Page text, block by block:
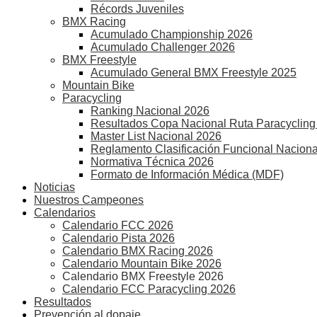
Récords Juveniles
BMX Racing
Acumulado Championship 2026
Acumulado Challenger 2026
BMX Freestyle
Acumulado General BMX Freestyle 2025
Mountain Bike
Paracycling
Ranking Nacional 2026
Resultados Copa Nacional Ruta
Master List Nacional 2026
Reglamento Clasificación Funcional Nacional
Normativa Técnica 2026
Formato de Información Médica (MDF)
Noticias
Nuestros Campeones
Calendarios
Calendario FCC 2026
Calendario Pista 2026
Calendario BMX Racing 2026
Calendario Mountain Bike 2026
Calendario BMX Freestyle 2026
Calendario FCC Paracycling 2026
Resultados
Prevención al dopaje